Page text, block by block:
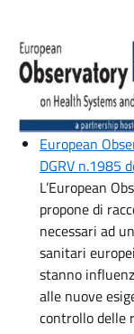
Immagine:
European
DGRV n.1985
L’European
propone di
necessari ad
sanitari
stanno
alle nuove
controllo delle